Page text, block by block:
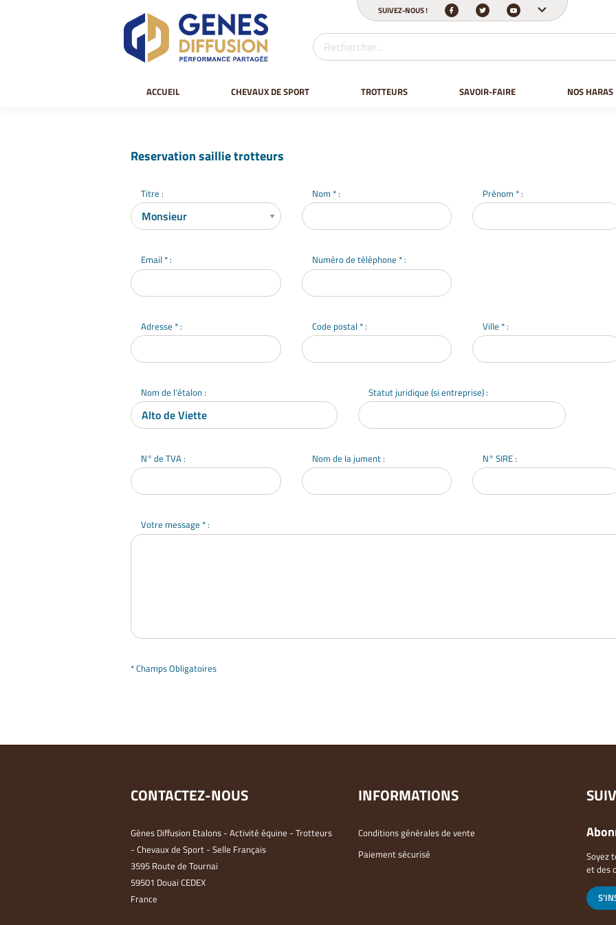
SUIVEZ-NOUS !
ACCUEIL CHEVAUX DE SPORT TROTTEURS SAVOIR-FAIRE NOS HARAS
Reservation saillie trotteurs
Titre : Nom * : Prénom * :
Email * : Numéro de téléphone * :
Adresse * : Code postal * : Ville * :
Nom de l'étalon : Statut juridique (si entreprise) :
N° de TVA : Nom de la jument : N° SIRE :
Votre message * :
* Champs Obligatoires
CONTACTEZ-NOUS
Gènes Diffusion Etalons - Activité équine - Trotteurs
- Chevaux de Sport - Selle Français
3595 Route de Tournai
59501 Douai CEDEX
France
INFORMATIONS
Conditions générales de vente
Paiement sécurisé
Soyez
et des